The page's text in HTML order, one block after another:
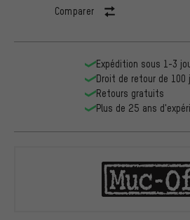
Comparer
Expédition sous 1-3
Droit de retour de 100
Retours gratuits
Plus de 25 ans